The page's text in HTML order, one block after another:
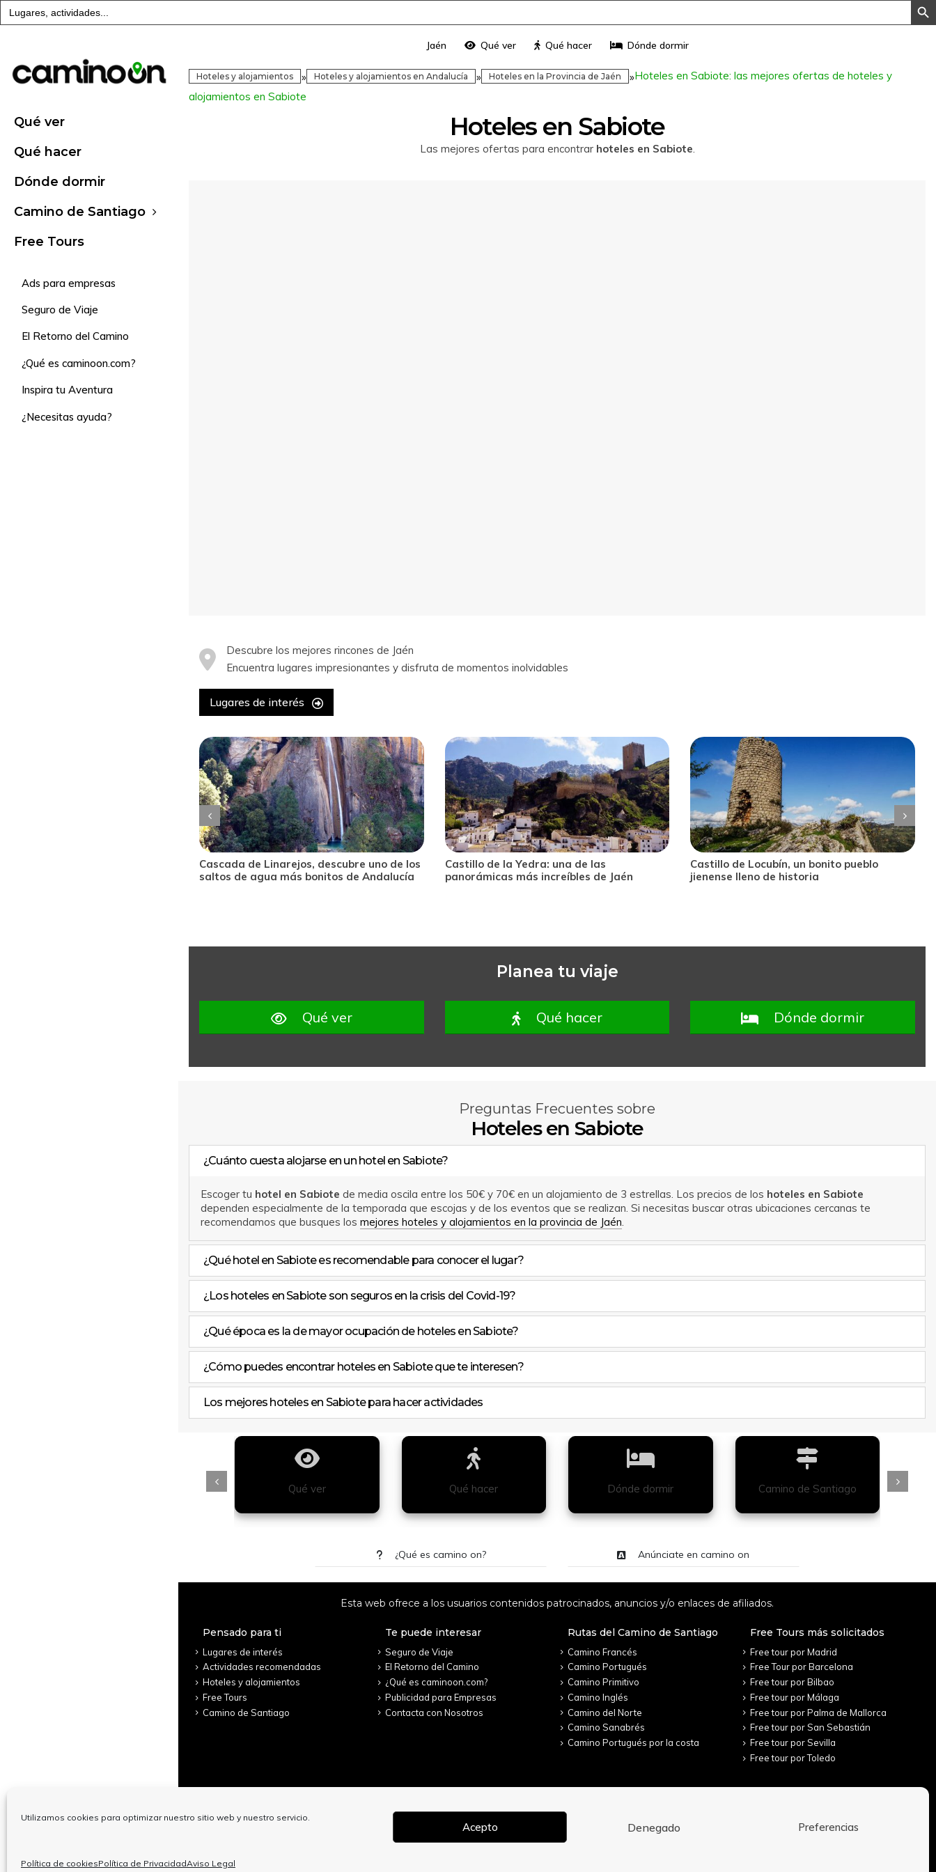
Utilizamos cookies para optimizar nuestro sitio web y nuestro servicio.
Acepto Denegado Preferencias
Política de cookiesPolítica de PrivacidadAviso Legal
Buscar:
Qué ver
Qué hacer
Dónde dormir
Camino de Santiago
Free Tours
Ads para empresas
Seguro de Viaje
El Retorno del Camino
¿Qué es caminoon.com?
Inspira tu Aventura
¿Necesitas ayuda?
Jaén Qué ver Qué hacer Dónde dormir
Hoteles y alojamientos » Hoteles y alojamientos en Andalucía » Hoteles en la Provincia de Jaén »Hoteles en Sabiote: las mejores ofertas de hoteles y
alojamientos en Sabiote
Hoteles en Sabiote
Las mejores ofertas para encontrar hoteles en Sabiote.
Descubre los mejores rincones de Jaén
Encuentra lugares impresionantes y disfruta de momentos inolvidables
Lugares de interés
Castillo de la Yedra: una de las
panorámicas más increíbles de Jaén
Castillo de Locubín, un bonito pueblo
jienense lleno de historia
Fortaleza de la Mota, viviendo en la
frontera entre dos reinos
Planea tu viaje
Qué ver Qué hacer Dónde dormir
Preguntas Frecuentes sobre
Hoteles en Sabiote
¿Cuánto cuesta alojarse en un hotel en Sabiote?
Escoger tu hotel en Sabiote de media oscila entre los 50€ y 70€ en un alojamiento de 3 estrellas. Los precios de los hoteles en Sabiote
dependen especialmente de la temporada que escojas y de los eventos que se realizan. Si necesitas buscar otras ubicaciones cercanas te
recomendamos que busques los mejores hoteles y alojamientos en la provincia de Jaén
¿Qué hotel en Sabiote es recomendable para conocer el lugar?
¿Los hoteles en Sabiote son seguros en la crisis del Covid-19?
¿Qué época es la de mayor ocupación de hoteles en Sabiote?
¿Cómo puedes encontrar hoteles en Sabiote que te interesen?
Los mejores hoteles en Sabiote para hacer actividades
Qué ver Qué hacer Dónde dormir Camino de Santiago
¿Qué es camino on? Anúnciate en camino on
Esta web ofrece a los usuarios contenidos patrocinados, anuncios y/o enlaces de afiliados.
Pensado para ti
Lugares de interés
Actividades recomendadas
Hoteles y alojamientos
Free Tours
Camino de Santiago
Te puede interesar
Seguro de Viaje
El Retorno del Camino
¿Qué es caminoon.com?
Publicidad para Empresas
Contacta con Nosotros
Rutas del Camino de Santiago
Camino Francés
Camino Portugués
Camino Primitivo
Camino Inglés
Camino del Norte
Camino Sanabrés
Camino Portugués por la costa
Free Tours más solicitados
Free tour por Madrid
Free Tour por Barcelona
Free tour por Bilbao
Free tour por Málaga
Free tour por Palma de Mallorca
Free tour por San Sebastián
Free tour por Sevilla
Free tour por Toledo
Aviso Legal
Condiciones de contratación